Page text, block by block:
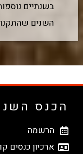
בשנתיים
השנים
הכנס
הרשמה
ארכיון כנסים